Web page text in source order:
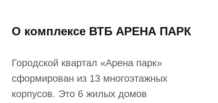
О комплексе ВТБ АРЕНА ПАРК
Городской квартал «Арена парк»
сформирован из 13 многоэтажных
корпусов. Это 6 жилых домов